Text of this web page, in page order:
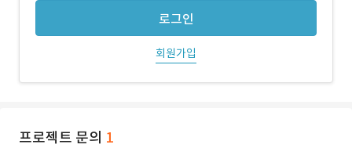
로그인
회원가입
프로젝트 문의 1